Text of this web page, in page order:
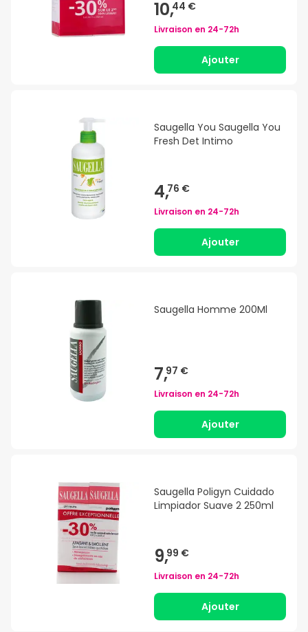
10,44 €
Livraison en 24-72h
Ajouter
Saugella You Saugella You
Fresh Det Intimo
4,76 €
Livraison en 24-72h
Ajouter
Saugella Homme 200Ml
7,97 €
Livraison en 24-72h
Ajouter
Saugella Poligyn Cuidado
Limpiador Suave 2 250ml
9,99 €
Livraison en 24-72h
Ajouter